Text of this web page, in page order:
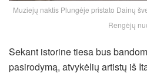
Muziejų naktis Plungėje pristato Dainų
Rengėjų
Sekant istorine tiesa bus
pasirodymą, atvykėlių artistų iš